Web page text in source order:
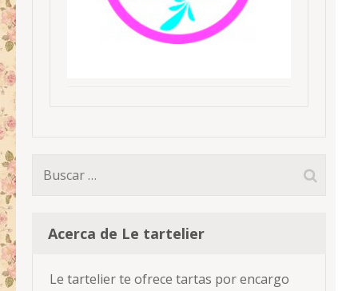
Buscar:
Acerca de Le tartelier
Le tartelier te ofrece tartas por encargo